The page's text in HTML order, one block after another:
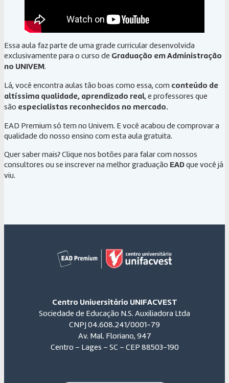
Essa aula faz parte de uma grade curricular desenvolvida
exclusivamente para o curso de Graduação em Administração
no UNIVEM.
Lá, você encontra aulas tão boas como essa, com conteúdo de
altíssima qualidade, aprendizado real, e professores que
são especialistas reconhecidos no mercado.
EAD Premium só tem no Univem. E você acabou de comprovar a
qualidade do nosso ensino com esta aula gratuita.
Quer saber mais? Clique nos botões para falar com nossos
consultores ou se inscrever na melhor graduação EADque você já
viu.
Centro Universitário UNIFACVEST
Sociedade de Educação N.S. Auxiliadora Ltda
CNPJ 04.608.241/0001-79
Av. Mal. Floriano, 947
Centro – Lages – SC – CEP 88503-190